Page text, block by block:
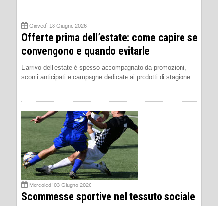
Giovedì 18 Giugno 2026
Offerte prima dell’estate: come capire se
convengono e quando evitarle
L’arrivo dell’estate è spesso accompagnato da promozioni,
sconti anticipati e campagne dedicate ai prodotti di stagione.
Mercoledì 03 Giugno 2026
Scommesse sportive nel tessuto sociale